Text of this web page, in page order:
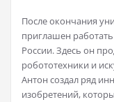
После окончания
приглашен
России. Здесь он
робототехники и
Антон создал ряд
изобретений,